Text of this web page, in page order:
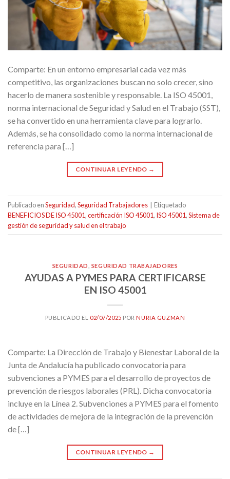
Comparte: En un entorno empresarial cada vez más
competitivo, las organizaciones buscan no solo crecer, sino
hacerlo de manera sostenible y responsable. La ISO 45001,
norma internacional de Seguridad y Salud en el Trabajo (SST),
se ha convertido en una herramienta clave para lograrlo.
Además, se ha consolidado como la norma internacional de
referencia para […]
CONTINUAR LEYENDO →
Publicado enSeguridad,Seguridad Trabajadores
Etiquetado
BENEFICIOS DE ISO 45001,certificación ISO 45001, ISO 45001,Sistema de
gestión de seguridad y salud en el trabajo
SEGURIDAD SEGURIDAD TRABAJADORES
AYUDAS A PYMES PARA CERTIFICARSE
EN ISO 45001
PUBLICADO EL 02/07/2025 PORNURIA GUZMAN
Comparte: La Dirección de Trabajo y Bienestar Laboral de la
Junta de Andalucía ha publicado convocatoria para
subvenciones a PYMES para el desarrollo de proyectos de
prevención de riesgos laborales (PRL). Dicha convocatoria
incluye en la Línea 2. Subvenciones a PYMES para el fomento
de actividades de mejora de la integración de la prevención
de […]
CONTINUAR LEYENDO →